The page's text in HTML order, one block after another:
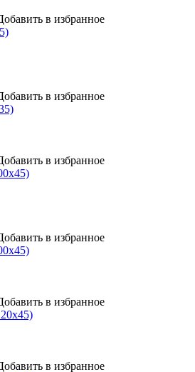
в избранное
в избранное
в избранное
в избранное
в избранное
в избранное